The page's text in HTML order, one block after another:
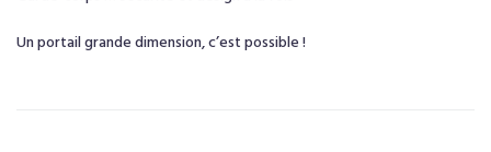
Un portail grande dimension, c’est possible !